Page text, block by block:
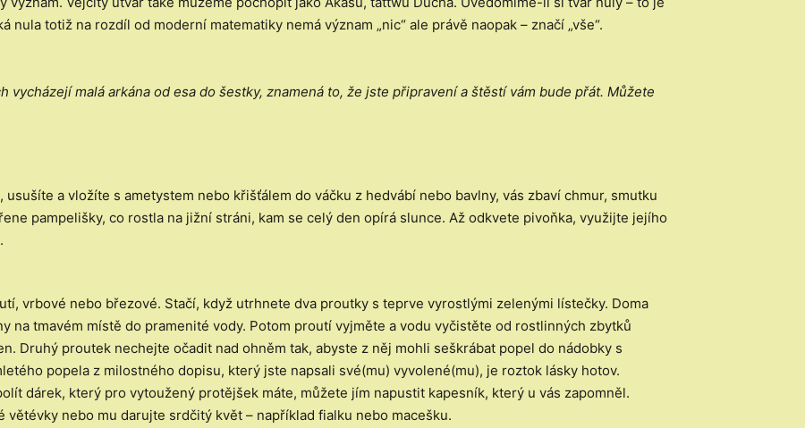
nula totiž na rozdíl od moderní matematiky nemá význam „nic“ ale právě naopak – značí „vše“.
vycházejí malá arkána od esa do šestky, znamená to, že jste připravení a štěstí vám bude přát. Můžete
a vložíte s ametystem nebo křišťálem do váčku z hedvábí nebo bavlny, vás zbaví chmur, smutku
pampelišky, co rostla na jižní stráni, kam se celý den opírá slunce. Až odkvete pivoňka, využijte jejího
vrbové nebo březové. Stačí, když utrhnete dva proutky s teprve vyrostlými zelenými lístečky. Doma
na tmavém místě do pramenité vody. Potom proutí vyjměte a vodu vyčistěte od rostlinných zbytků
Druhý proutek nechejte očadit nad ohněm tak, abyste z něj mohli seškrábat popel do nádobky s
popela z milostného dopisu, který jste napsali své(mu) vyvolené(mu), je roztok lásky hotov.
dárek, který pro vytoužený protějšek máte, můžete jím napustit kapesník, který u vás zapomněl.
nebo mu darujte srdčitý květ – například fialku nebo macešku.